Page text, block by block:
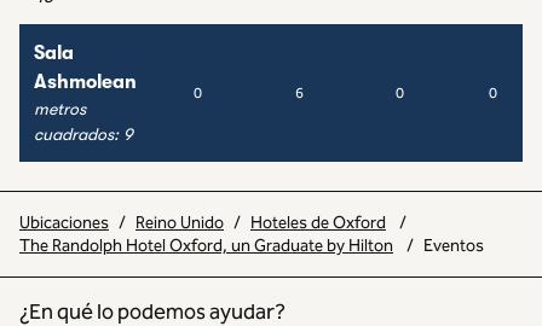
Sala
Ashmolean
metros
cuadrados: 9
0 6 0 0
Ubicaciones / Reino Unido / Hoteles de Oxford
/
The Randolph Hotel Oxford, un Graduate by Hilton
/ Eventos
¿En qué lo podemos ayudar?